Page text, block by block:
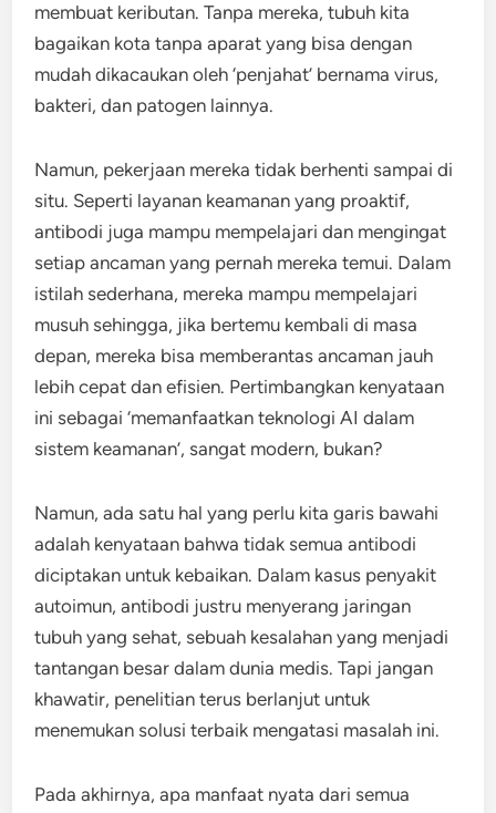
membuat keributan. Tanpa mereka, tubuh kita
bagaikan kota tanpa aparat yang bisa dengan
mudah dikacaukan oleh ‘penjahat’ bernama virus,
bakteri, dan patogen lainnya.
Namun, pekerjaan mereka tidak berhenti sampai di
situ. Seperti layanan keamanan yang proaktif,
antibodi juga mampu mempelajari dan mengingat
setiap ancaman yang pernah mereka temui. Dalam
istilah sederhana, mereka mampu mempelajari
musuh sehingga, jika bertemu kembali di masa
depan, mereka bisa memberantas ancaman jauh
lebih cepat dan efisien. Pertimbangkan kenyataan
ini sebagai ‘memanfaatkan teknologi AI dalam
sistem keamanan’, sangat modern, bukan?
Namun, ada satu hal yang perlu kita garis bawahi
adalah kenyataan bahwa tidak semua antibodi
diciptakan untuk kebaikan. Dalam kasus penyakit
autoimun, antibodi justru menyerang jaringan
tubuh yang sehat, sebuah kesalahan yang menjadi
tantangan besar dalam dunia medis. Tapi jangan
khawatir, penelitian terus berlanjut untuk
menemukan solusi terbaik mengatasi masalah ini.
Pada akhirnya, apa manfaat nyata dari semua